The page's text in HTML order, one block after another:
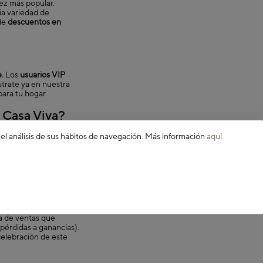
más popular.
variedad de
descuentos en
Los usuarios VIP
ya en nuestra
tu hogar.
Viva?
del hogar. Desde
El término "Black
de ventas que
a ganancias).
de este
de sus hábitos de navegación. Más información aquí.